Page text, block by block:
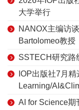
大学举行
NANOX主编访
Bartolomeo教授
SSTECH研究路
IOP出版社7月
Learning/
AI for Science期